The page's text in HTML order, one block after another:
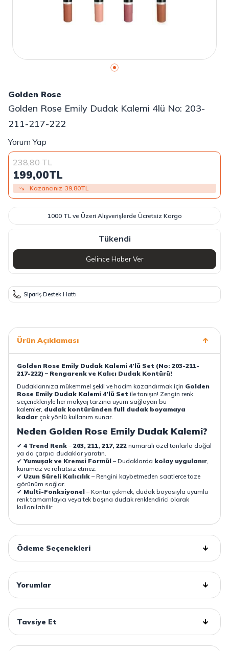
Golden Rose
Golden Rose Emily Dudak Kalemi 4lü No: 203-
211-217-222
Yorum Yap
238,80TL
199,00TL
Kazancınız 39,80TL
1000 TL ve Üzeri Alışverişlerde Ücretsiz Kargo
Tükendi
Gelince Haber Ver
Sipariş Destek Hattı
Ürün Açıklaması
Golden Rose Emily Dudak Kalemi 4’lü Set (No: 203-211-
217-222) – Rengarenk ve Kalıcı Dudak Kontürü!
Dudaklarınıza mükemmel şekil ve hacim kazandırmak için Golden
Rose Emily Dudak Kalemi 4’lü Set ile tanışın! Zengin renk
seçenekleriyle her makyaj tarzına uyum sağlayan bu
kalemler, dudak kontüründen full dudak boyamaya
kadar çok yönlü kullanım sunar.
Neden Golden Rose Emily Dudak Kalemi?
✔ 4 Trend Renk – 203, 211, 217, 222 numaralı özel tonlarla doğal
ya da çarpıcı dudaklar yaratın.
✔ Yumuşak ve Kremsi Formül – Dudaklarda kolay uygulanır,
kurumaz ve rahatsız etmez.
✔ Uzun Süreli Kalıcılık – Rengini kaybetmeden saatlerce taze
görünüm sağlar.
✔ Multi-Fonksiyonel – Kontür çekmek, dudak boyasıyla uyumlu
renk tamamlayıcı veya tek başına dudak renklendirici olarak
kullanılabilir.
Ödeme Seçenekleri
Yorumlar
Tavsiye Et